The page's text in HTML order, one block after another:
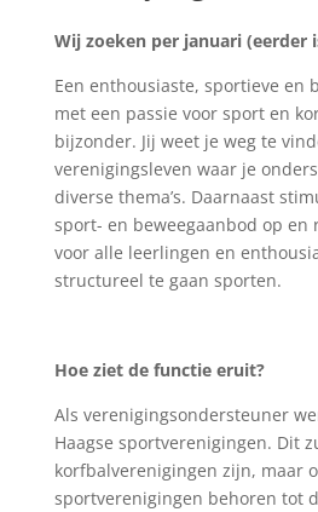
Wij zoeken per januari (eerder
Een enthousiaste, sportieve en
met een passie voor sport en
bijzonder. Jij weet je weg te
verenigingsleven waar je
diverse thema’s. Daarnaast
sport- en beweegaanbod op en
voor alle leerlingen en
structureel te gaan sporten.
Hoe ziet de functie eruit?
Als verenigingsondersteuner
Haagse sportverenigingen. Dit
korfbalverenigingen zijn, maar
sportverenigingen behoren tot